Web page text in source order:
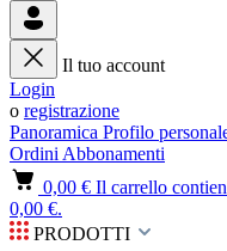
Il tuo account
Login
o registrazione
Panoramica Profilo
Ordini Abbonamenti
0,00 € Il carrello
0,00 €.
PRODOTTI